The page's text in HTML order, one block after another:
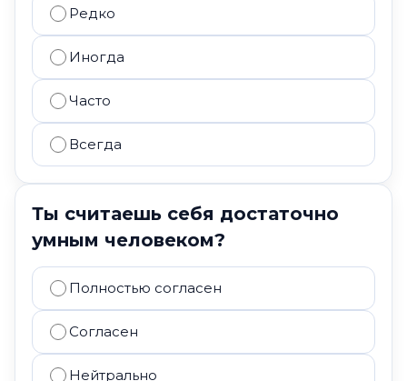
Редко
Иногда
Часто
Всегда
Ты считаешь себя достаточно
умным человеком?
Полностью согласен
Согласен
Нейтрально